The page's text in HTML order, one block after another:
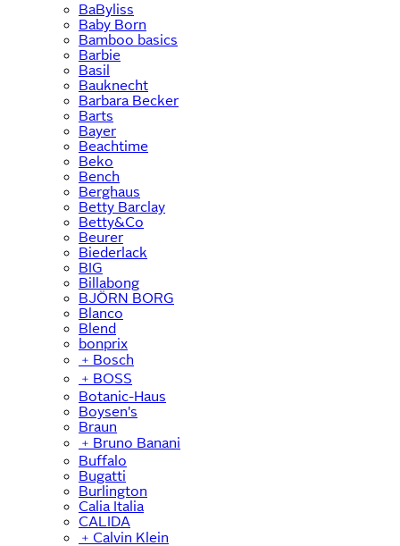
BaByliss
Baby Born
Bamboo basics
Barbie
Basil
Bauknecht
Barbara Becker
Barts
Bayer
Beachtime
Beko
Bench
Berghaus
Betty Barclay
Betty&Co
Beurer
Biederlack
BIG
Billabong
BJÖRN BORG
Blanco
Blend
bonprix
﹢ Bosch
﹢ BOSS
Botanic-Haus
Boysen's
Braun
﹢ Bruno Banani
Buffalo
Bugatti
Burlington
Calia Italia
CALIDA
﹢ Calvin Klein